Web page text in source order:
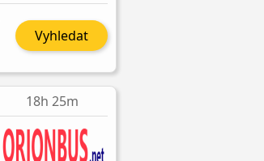
Vyhledat
18h 25m